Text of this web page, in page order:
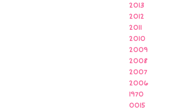
2013
2012
2011
2010
2009
2008
2007
2006
1970
0015